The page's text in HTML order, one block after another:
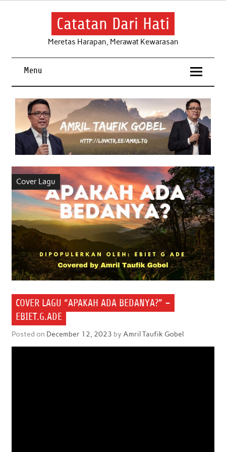
Skip
Catatan Dari Hati
Meretas Harapan, Merawat Kewarasan
Menu
Cover Lagu
COVER LAGU “APAKAH ADA BEDANYA?” –
EBIET.G.ADE
Posted on December 12, 2023 by Amril Taufik Gobel